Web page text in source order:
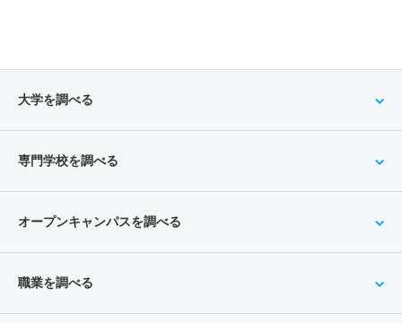
大学を調べる
専門学校を調べる
オープンキャンパスを調べる
職業を調べる